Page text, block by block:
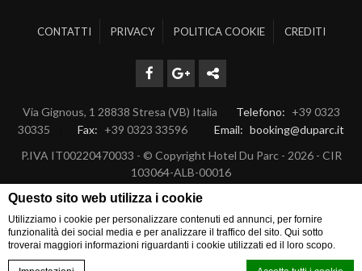
Questo sito web utilizza i cookie
Utilizziamo i cookie per personalizzare contenuti ed annunci, per fornire
funzionalità dei social media e per analizzare il traffico del sito. Qui sotto
troverai maggiori informazioni riguardanti i cookie utilizzati ed il loro scopo.
CONTATTI PRIVACY POLITICA COOKIE CREDITI
Via Gignous, 1 28838 Stresa (VB) Italia Telefono
+39 0323
30335
Fax +39 0323 33596 Email
booking@duparc.it
P.IVA IT00220470033 - © Copyright Hotel Du Parc - 2026 - CIR
103064-ALB-00016